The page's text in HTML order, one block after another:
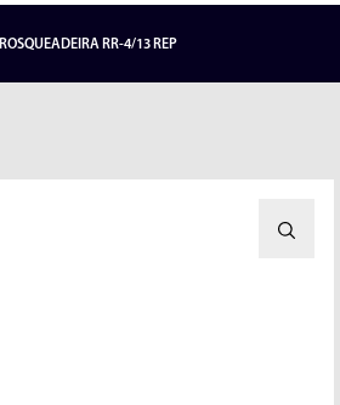
ROSQUEADEIRA RR-4/13 REP